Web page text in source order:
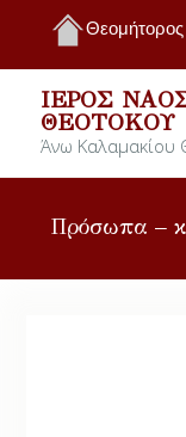
Θεομήτορος
ΙΕΡΌΣ
ΘΕΟΤΌΚΟΥ
Άνω Καλαμακίου
Πρόσωπα –